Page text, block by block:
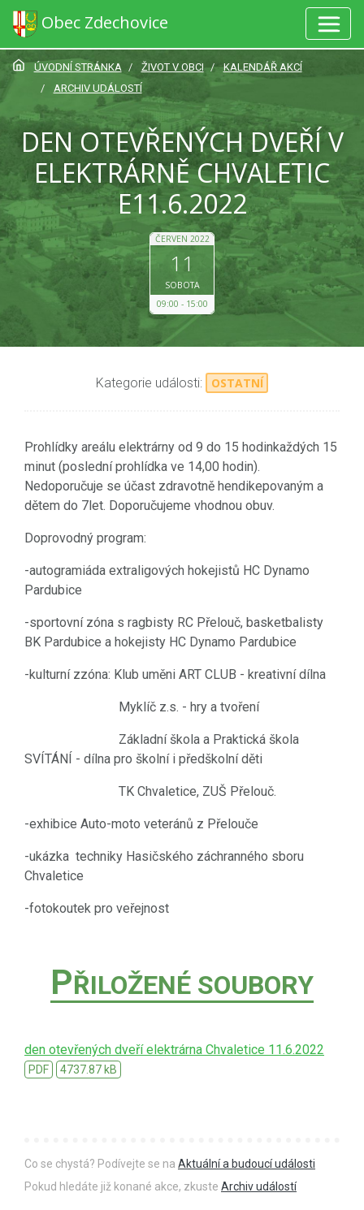
Obec Zdechovice
ÚVODNÍ STRÁNKA ŽIVOT V OBCI
KALENDÁŘ AKCÍ
ARCHIV UDÁLOSTÍ
DEN OTEVŘENÝCH DVEŘÍ V
ELEKTRÁRNĚ CHVALETIC
E11.6.2022
ČERVEN 2022
11
SOBOTA
09:00
15:00
Kategorie události: OSTATNÍ
Prohlídky areálu elektrárny od 9 do 15 hodinkaždých 15
minut (poslední prohlídka ve 14,00 hodin).
Nedoporučuje se účast zdravotně hendikepovaným a
dětem do 7let. Doporučujeme vhodnou obuv.
Doprovodný program:
-autogramiáda extraligových hokejistů HC Dynamo
Pardubice
-sportovní zóna s ragbisty RC Přelouč, basketbalisty
BK Pardubice a hokejisty HC Dynamo Pardubice
-kulturní zzóna: Klub uměni ART CLUB - kreativní dílna
Myklíč z.s. - hry a tvoření
Základní škola a Praktická škola
SVÍTÁNÍ - dílna pro školní i předškolní děti
TK Chvaletice, ZUŠ Přelouč.
-exhibice Auto-moto veteránů z Přelouče
-ukázka techniky Hasičského záchranného sboru
Chvaletice
-fotokoutek pro veřejnost
PŘILOŽENÉ SOUBORY
den otevřených dveří elektrárna Chvaletice 11.6.2022
PDF 4737.87 kB
Co se chystá? Podívejte se na Aktuální a budoucí události
Pokud hledáte již konané akce, zkuste Archiv událostí